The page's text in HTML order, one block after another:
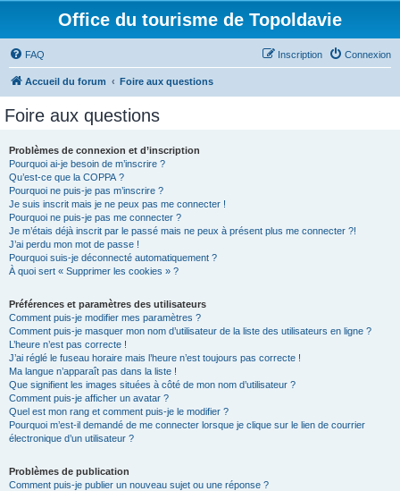
Office du tourisme de Topoldavie
FAQ Connexion
Inscription
Accueil du forum Foire aux questions
Foire aux questions
Problèmes de connexion et d’inscription
Pourquoi ai-je besoin de m’inscrire ?
Qu’est-ce que la COPPA ?
Pourquoi ne puis-je pas m’inscrire ?
Je suis inscrit mais je ne peux pas me connecter !
Pourquoi ne puis-je pas me connecter ?
Je m’étais déjà inscrit par le passé mais ne peux à présent plus me connecter ?!
J’ai perdu mon mot de passe !
Pourquoi suis-je déconnecté automatiquement ?
À quoi sert « Supprimer les cookies » ?
Préférences et paramètres des utilisateurs
Comment puis-je modifier mes paramètres ?
Comment puis-je masquer mon nom d’utilisateur de la liste des utilisateurs en ligne ?
L’heure n’est pas correcte !
J’ai réglé le fuseau horaire mais l’heure n’est toujours pas correcte !
Ma langue n’apparaît pas dans la liste !
Que signifient les images situées à côté de mon nom d’utilisateur ?
Comment puis-je afficher un avatar ?
Quel est mon rang et comment puis-je le modifier ?
Pourquoi m’est-il demandé de me connecter lorsque je clique sur le lien de courrier
électronique d’un utilisateur ?
Problèmes de publication
Comment puis-je publier un nouveau sujet ou une réponse ?